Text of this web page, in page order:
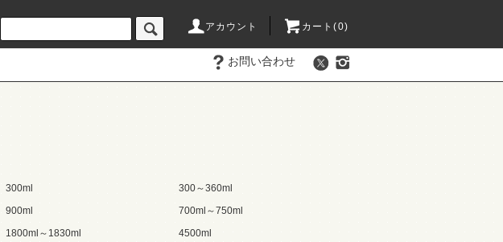
アカウント カート(0)
お問い合わせ
300ml
300～360ml
900ml
700ml～750ml
1800ml～1830ml 4500ml